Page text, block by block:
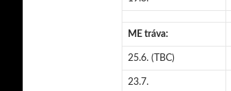
ME tráva:
25.6. (TBC)
23.7.